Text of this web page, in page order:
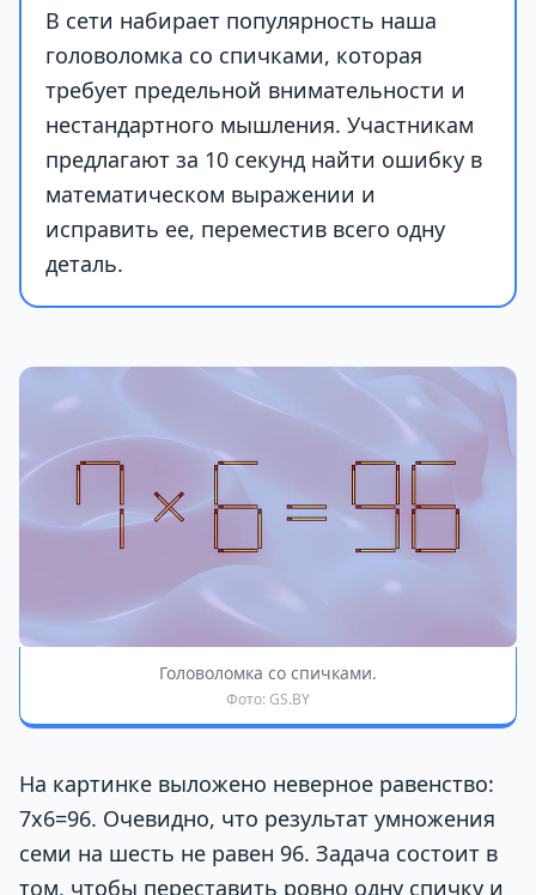
В сети набирает популярность наша
головоломка со спичками, которая
требует предельной внимательности и
нестандартного мышления. Участникам
предлагают за 10 секунд найти ошибку в
математическом выражении и
исправить ее, переместив всего одну
деталь.
Головоломка со спичками.
Фото: GS.BY
На картинке выложено неверное равенство:
7х6=96. Очевидно, что результат умножения
семи на шесть не равен 96. Задача состоит в
том, чтобы переставить ровно одну спичку и